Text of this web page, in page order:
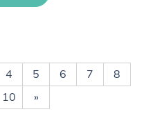
4 5 6 7
8
10 »